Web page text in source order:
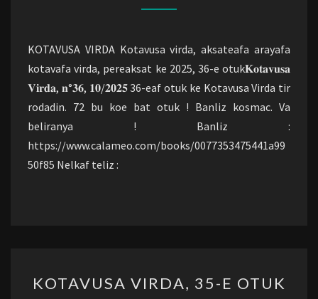
E
KOTAVUSA VIRDA Kotavusa virda, aksateafa arayafa
kotavafa virda, pereaksat ke 2025, 36-e otuk𝐊𝐨𝐭𝐚𝐯𝐮𝐬𝐚
𝐕𝐢𝐫𝐝𝐚, 𝐧°𝟑𝟔, 𝟏𝟎/𝟐𝟎𝟐𝟓 36-eaf otuk ke Kotavusa Virda tir
rodadin. 72 bu koe bat otuk ! Banliz kosmac. Va
beliranya ! Banliz :
https://www.calameo.com/books/0077353475441a99
50f85 Nelkaf teliz :
VIRDA,
KOTAVUSA VIRDA, 35-E OTUK